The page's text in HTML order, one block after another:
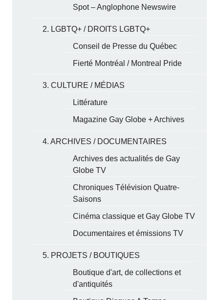
Spot – Anglophone Newswire
2. LGBTQ+ / DROITS LGBTQ+
Conseil de Presse du Québec
Fierté Montréal / Montreal Pride
3. CULTURE / MÉDIAS
Littérature
Magazine Gay Globe + Archives
4. ARCHIVES / DOCUMENTAIRES
Archives des actualités de Gay
Globe TV
Chroniques Télévision Quatre-
Saisons
Cinéma classique et Gay Globe TV
Documentaires et émissions TV
5. PROJETS / BOUTIQUES
Boutique d'art, de collections et
d'antiquités